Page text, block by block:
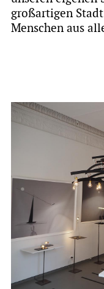
großartigen
Menschen aus